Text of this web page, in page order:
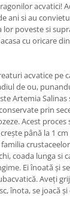
acvatici!
ani si au
lor poveste si
cu oricare
acvatice pe
de ou,
Artemia
prin
Acest
până la 1
coada lunga si
Ei înoată și
Aveți
înota, se joacă